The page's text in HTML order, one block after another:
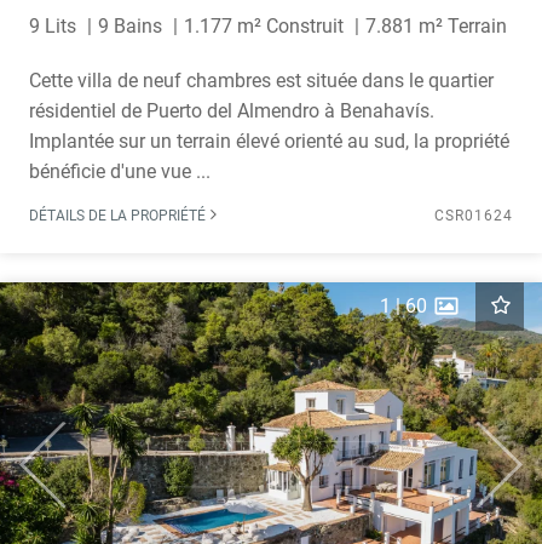
9 Lits 9 Bains 1.177 m² Construit 7.881 m² Terrain
Cette villa de neuf chambres est située dans le quartier
résidentiel de Puerto del Almendro à Benahavís.
Implantée sur un terrain élevé orienté au sud, la propriété
bénéficie d'une vue ...
DÉTAILS DE LA PROPRIÉTÉ CSR01624
Previous Next
1|60